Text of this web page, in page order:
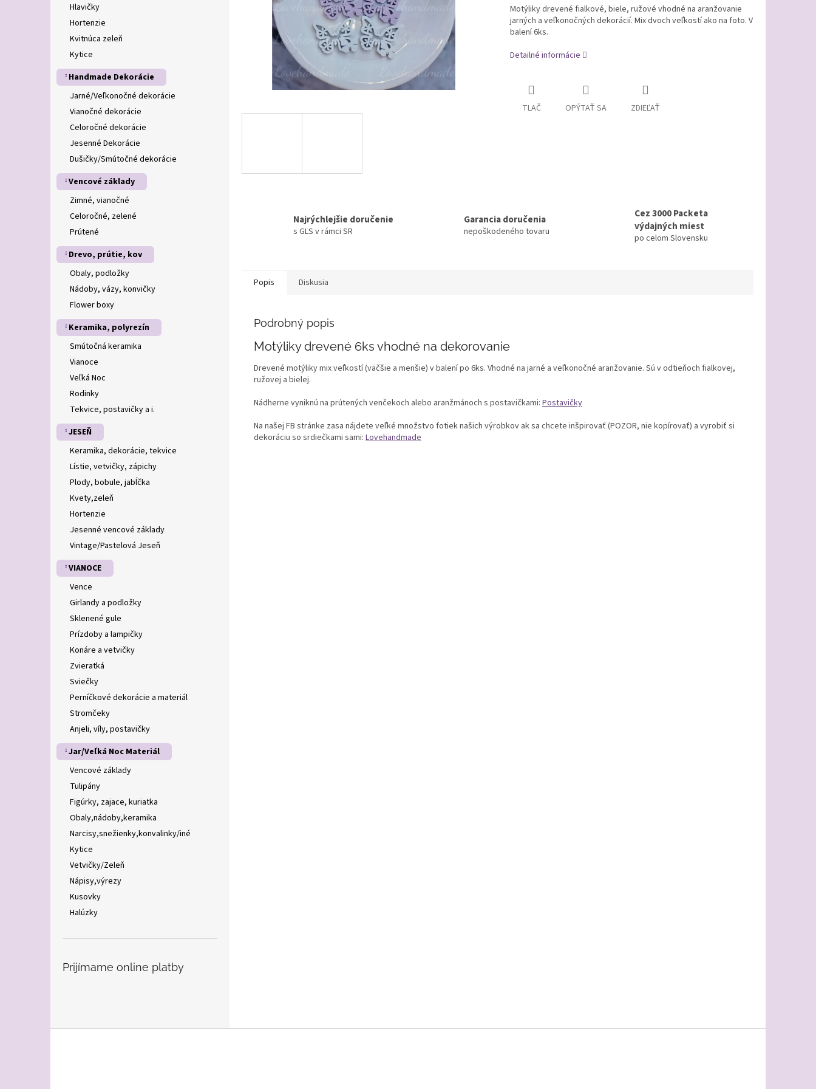
Hlavičky
Hortenzie
Kvitnúca zeleň
Kytice
Handmade Dekorácie
Jarné/Veľkonočné dekorácie
Vianočné dekorácie
Celoročné dekorácie
Jesenné Dekorácie
Dušičky/Smútočné dekorácie
Vencové základy
Zimné, vianočné
Celoročné, zelené
Prútené
Drevo, prútie, kov
Obaly, podložky
Nádoby, vázy, konvičky
Flower boxy
Keramika, polyrezín
Smútočná keramika
Vianoce
Veľká Noc
Rodinky
Tekvice, postavičky a i.
JESEŇ
Keramika, dekorácie, tekvice
Lístie, vetvičky, zápichy
Plody, bobule, jabĺčka
Kvety,zeleň
Hortenzie
Jesenné vencové základy
Vintage/Pastelová Jeseň
VIANOCE
Vence
Girlandy a podložky
Sklenené gule
Prízdoby a lampičky
Konáre a vetvičky
Zvieratká
Sviečky
Perníčkové dekorácie a materiál
Stromčeky
Anjeli, víly, postavičky
Jar/Veľká Noc Materiál
Vencové základy
Tulipány
Figúrky, zajace, kuriatka
Obaly,nádoby,keramika
Narcisy,snežienky,konvalinky/iné
Kytice
Vetvičky/Zeleň
Nápisy,výrezy
Kusovky
Halúzky
Prijímame online platby
Motýliky drevené fialkové, biele, ružové vhodné na aranžovanie
jarných a veľkonočných dekorácií. Mix dvoch veľkostí ako na foto. V
balení 6ks.
Detailné informácie
TLAČ OPÝTAŤ SA ZDIEĽAŤ
Najrýchlejšie doručenie
s GLS v rámci SR
Garancia doručenia
nepoškodeného tovaru
Cez 3000 Packeta
výdajných miest
po celom Slovensku
Popis Diskusia
Podrobný popis
Motýliky drevené 6ks vhodné na dekorovanie
Drevené motýliky mix veľkostí (väčšie a menšie) v balení po 6ks. Vhodné na jarné a veľkonočné aranžovanie. Sú v odtieňoch fialkovej,
ružovej a bielej.
Nádherne vyniknú na prútených venčekoch alebo aranžmánoch s postavičkami: Postavičky
Na našej FB stránke zasa nájdete veľké množstvo fotiek našich výrobkov ak sa chcete inšpirovať (POZOR, nie kopírovať) a vyrobiť si
dekoráciu so srdiečkami sami: Lovehandmade